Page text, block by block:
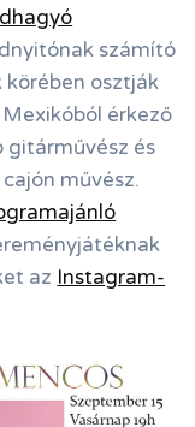
számító
körében osztják
érkező
gitárművész és
művész.
az Instagram-